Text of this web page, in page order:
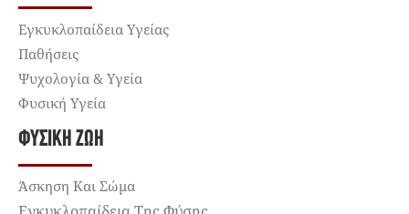
Εγκυκλοπαίδεια Υγείας
Παθήσεις
Ψυχολογία & Υγεία
Φυσική Υγεία
ΦΥΣΙΚΉ ΖΩΉ
Άσκηση Και Σώμα